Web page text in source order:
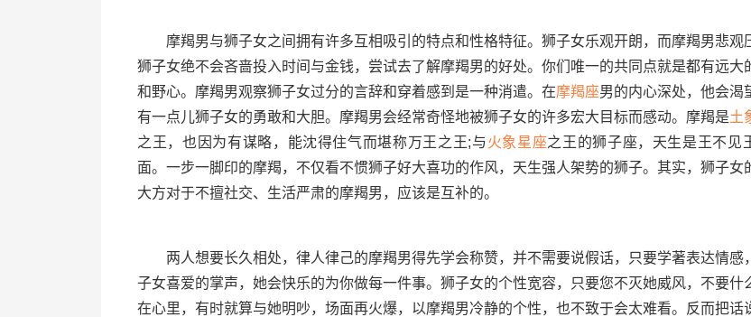
摩羯男与狮子女之间拥有许多互相吸引的特点和性格特征。狮子女乐观开朗，而摩羯男悲观
狮子女绝不会吝啬投入时间与金钱，尝试去了解摩羯男的好处。你们唯一的共同点就是都有远大
和野心。摩羯男观察狮子女过分的言辞和穿着感到是一种消遣。在摩羯座男的内心深处，他会渴
有一点儿狮子女的勇敢和大胆。摩羯男会经常奇怪地被狮子女的许多宏大目标而感动。摩羯是土
之王，也因为有谋略，能沈得住气而堪称万王之王;与火象星座之王的狮子座，天生是王不见
面。一步一脚印的摩羯，不仅看不惯狮子好大喜功的作风，天生强人架势的狮子。其实，狮子女
大方对于不擅社交、生活严肃的摩羯男，应该是互补的。
两人想要长久相处，律人律己的摩羯男得先学会称赞，并不需要说假话，只要学著表达情感
子女喜爱的掌声，她会快乐的为你做每一件事。狮子女的个性宽容，只要您不灭她威风，不要什
在心里，有时就算与她明吵，场面再火爆，以摩羯男冷静的个性，也不致于会太难看。反而把话